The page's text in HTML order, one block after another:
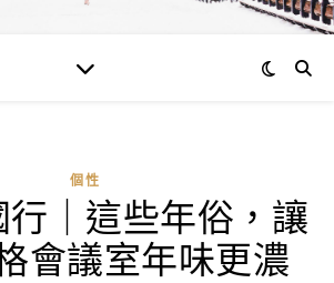
個性
｜這些年俗，讓
會議室年味更濃